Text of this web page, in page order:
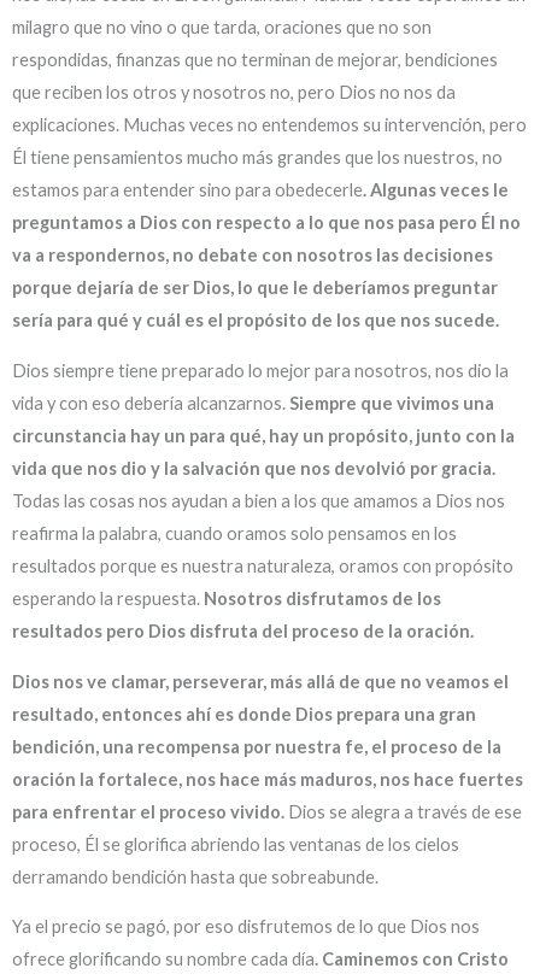
milagro que no vino o que tarda, oraciones que no son
respondidas, finanzas que no terminan de mejorar, bendiciones
que reciben los otros y nosotros no, pero Dios no nos da
explicaciones. Muchas veces no entendemos su intervención, pero
Él tiene pensamientos mucho más grandes que los nuestros, no
estamos para entender sino para obedecerle. Algunas veces le
preguntamos a Dios con respecto a lo que nos pasa pero Él no
va a respondernos, no debate con nosotros las decisiones
porque dejaría de ser Dios, lo que le deberíamos preguntar
sería para qué y cuál es el propósito de los que nos sucede.
Dios siempre tiene preparado lo mejor para nosotros, nos dio la
vida y con eso debería alcanzarnos.Siempre que vivimos una
circunstancia hay un para qué, hay un propósito, junto con la
vida que nos dio y la salvación que nos devolvió por gracia.
Todas las cosas nos ayudan a bien a los que amamos a Dios nos
reafirma la palabra, cuando oramos solo pensamos en los
resultados porque es nuestra naturaleza, oramos con propósito
esperando la respuesta. Nosotros disfrutamos de los
resultados pero Dios disfruta del proceso de la oración.
Dios nos ve clamar, perseverar, más allá de que no veamos el
resultado, entonces ahí es donde Dios prepara una gran
bendición, una recompensa por nuestra fe, el proceso de la
oración la fortalece, nos hace más maduros, nos hace fuertes
para enfrentar el proceso vivido. Dios se alegra a través de ese
proceso, Él se glorifica abriendo las ventanas de los cielos
derramando bendición hasta que sobreabunde.
Ya el precio se pagó, por eso disfrutemos de lo que Dios nos
ofrece glorificando su nombre cada día. Caminemos con Cristo